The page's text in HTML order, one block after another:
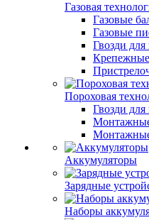
Газовая
Газовые
Газовые
Гвозди для
Пороховая
Гвозди
Аккумуляторы
Зарядные
Наборы